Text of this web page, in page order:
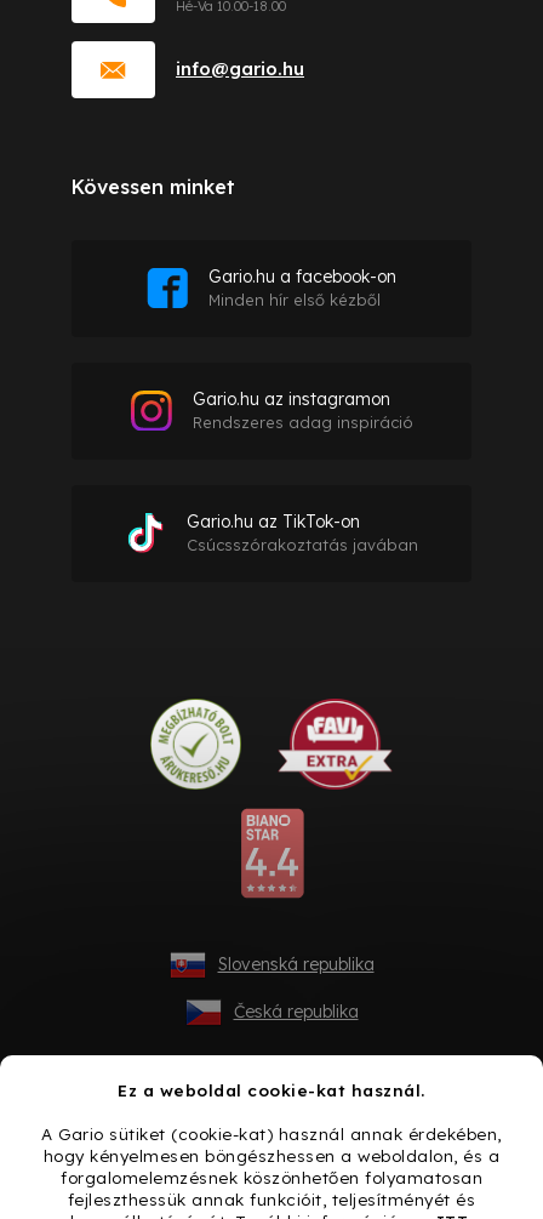
Ez a weboldal cookie-kat használ.
A Gario sütiket (cookie-kat) használ annak érdekében,
hogy kényelmesen böngészhessen a weboldalon, és a
forgalomelemzésnek köszönhetően folyamatosan
fejleszthessük annak funkcióit, teljesítményét és
info@gario.hu
Kövessen minket
Gario.hu a facebook-on
Minden hír első kézből
Gario.hu az instagramon
Rendszeres adag inspiráció
Gario.hu az TikTok-on
Csúcsszórakoztatás javában
Slovenská republika
Česká republika